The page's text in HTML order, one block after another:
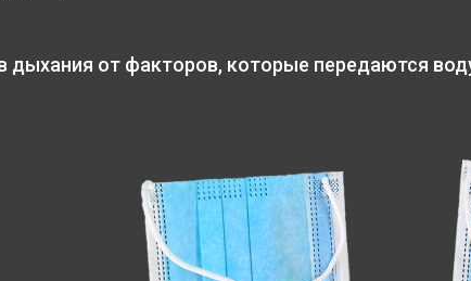
от факторов, которые передаются